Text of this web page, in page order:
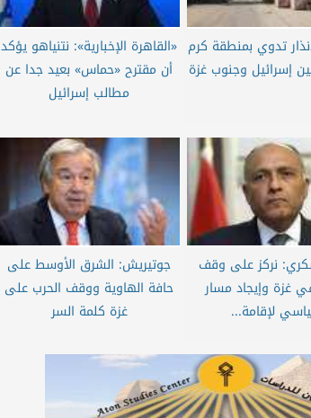
تدوي بمنطقة كرم
إسرائيل وجنوب غزة
«القاهرة الإخبارية»: نتنياهو يؤكد
أن مقترح «حماس» بعيد جدا عن
مطالب إسرائيل
نركز على وقف
غزة وإيجاد مسار
لإقامة...
جوتيريش: الشرق الأوسط على
حافة الهاوية ووقف الحرب على
غزة كلمة السر